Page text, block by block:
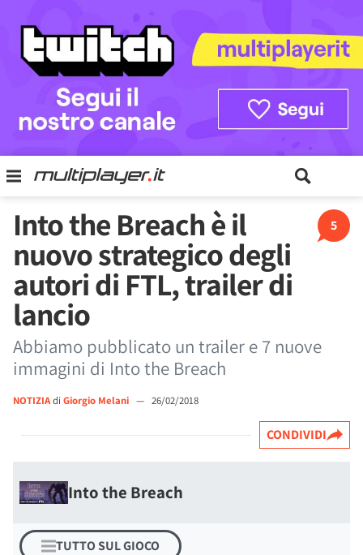
5
Into the Breach è il
nuovo strategico degli
autori di FTL, trailer di
lancio
Abbiamo pubblicato un trailer e 7 nuove
immagini di Into the Breach
NOTIZIAdi Giorgio Melani — 26/02/2018
CONDIVIDI
Into the Breach
TUTTO SUL GIOCO